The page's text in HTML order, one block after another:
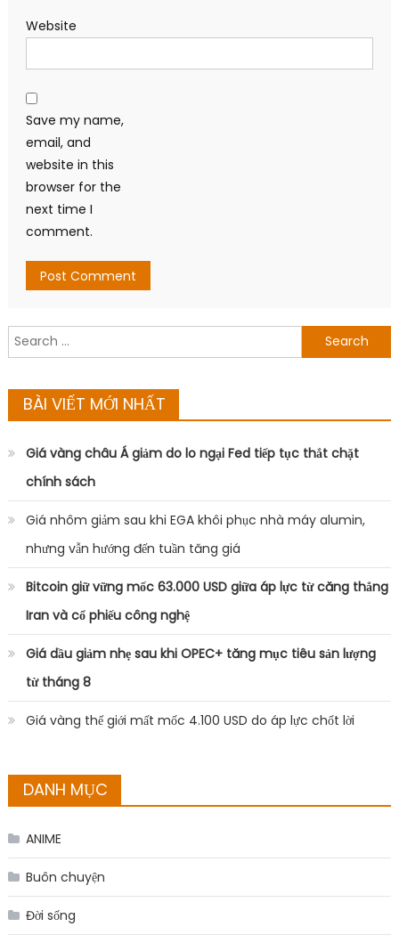
Website
Save my name,
email, and
website in this
browser for the
next time I
comment.
Search
for:
BÀI VIẾT MỚI NHẤT
Giá vàng châu Á giảm do lo ngại Fed tiếp tục thắt chặt
chính sách
Giá nhôm giảm sau khi EGA khôi phục nhà máy alumin,
nhưng vẫn hướng đến tuần tăng giá
Bitcoin giữ vững mốc 63.000 USD giữa áp lực từ căng thẳng
Iran và cổ phiếu công nghệ
Giá dầu giảm nhẹ sau khi OPEC+ tăng mục tiêu sản lượng
từ tháng 8
Giá vàng thế giới mất mốc 4.100 USD do áp lực chốt lời
DANH MỤC
ANIME
Buôn chuyện
Đời sống